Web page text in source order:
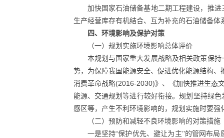
加快国家石油储备基地二期工程建设，推
生产经营库存有机结合、互为补充的石油储备体
四、环境影响及保护对策
（一）规划实施环境影响总体评价
本规划与国家重大发展战略及相关政策保
势，为保障我国能源安全、促进优化能源结构
消费革命战略(2016-2030)》、《加快推进生态
能源、交通规划等进行较好衔接。规划坚持绿
感区等，产生不利环境影响的，规划实施时要
（二）预防和减轻不良环境影响的对策措施
一是坚持“保护优先、避让为主’’的管网布